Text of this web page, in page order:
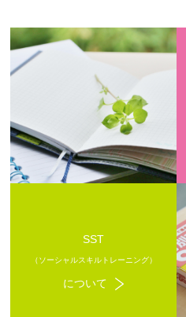
SST
（ソーシャルスキルトレーニング）
について